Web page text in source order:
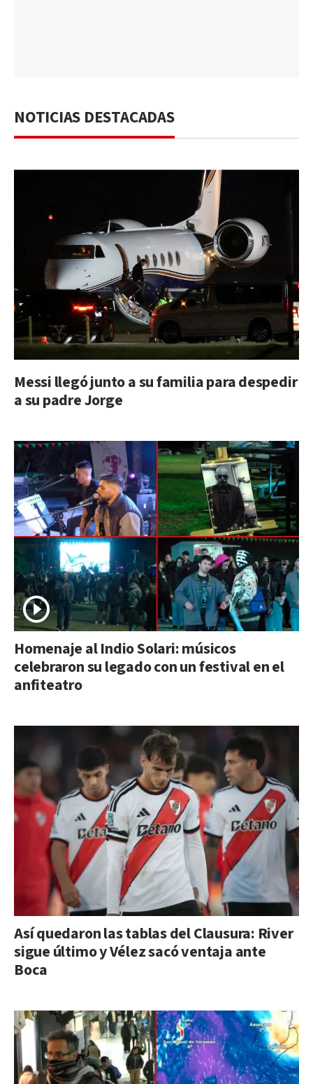
NOTICIAS DESTACADAS
Messi llegó junto a su familia para despedir
a su padre Jorge
Homenaje al Indio Solari: músicos
celebraron su legado con un festival en el
anfiteatro
Así quedaron las tablas del Clausura: River
sigue último y Vélez sacó ventaja ante
Boca